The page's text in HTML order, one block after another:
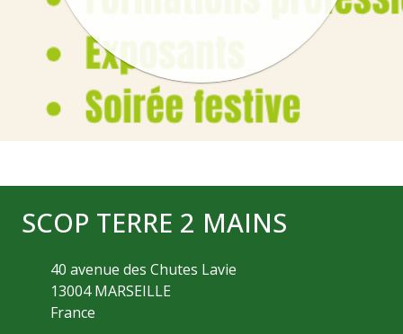
SCOP TERRE 2 MAINS
40 avenue des Chutes Lavie
13004 MARSEILLE
France